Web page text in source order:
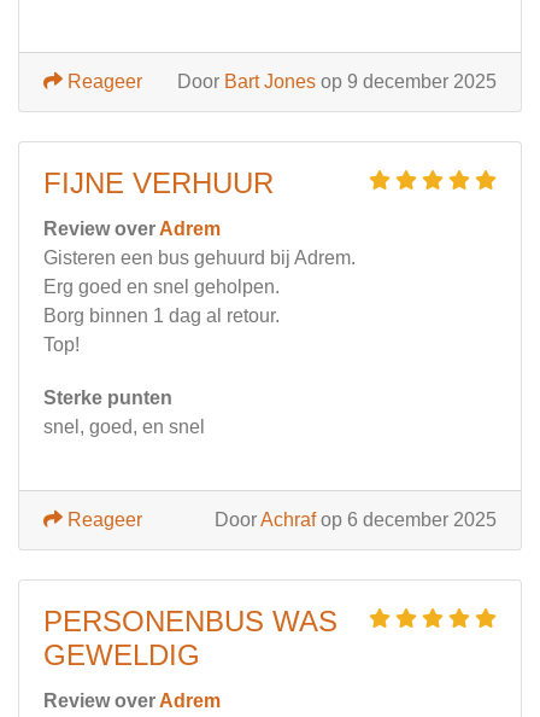
Door Bart Jones op 9 december 2025
Reageer
FIJNE VERHUUR
Review over Adrem
Gisteren een bus gehuurd bij Adrem.
Erg goed en snel geholpen.
Borg binnen 1 dag al retour.
Top!
Sterke punten
snel, goed, en snel
DoorAchrafop 6 december 2025
Reageer
PERSONENBUS WAS
GEWELDIG
Review over Adrem